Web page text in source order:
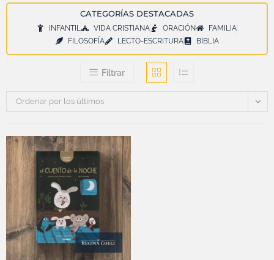
CATEGORÍAS DESTACADAS
INFANTIL VIDA CRISTIANA ORACIÓN
FAMILIA
FILOSOFÍA
LECTO-ESCRITURA BIBLIA
Filtrar
Ordenar por los últimos